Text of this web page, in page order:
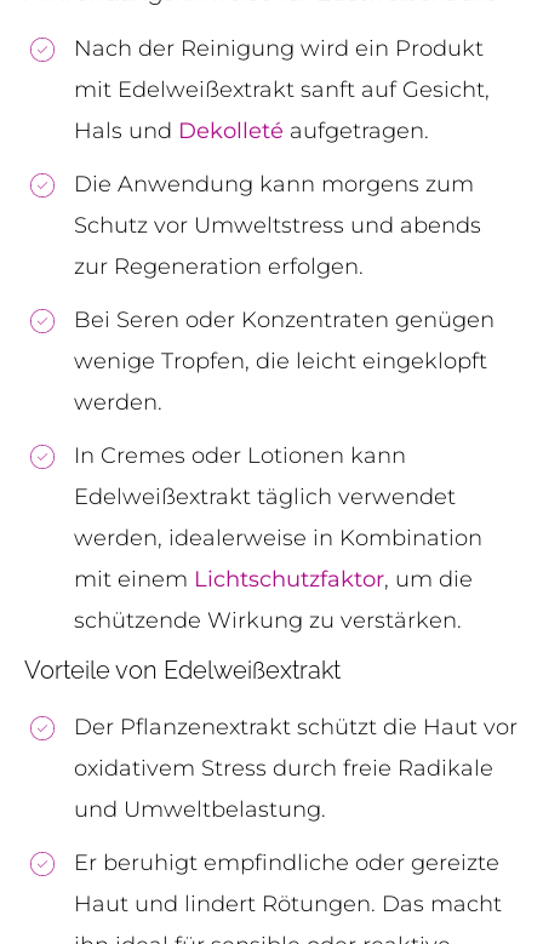
Nach der Reinigung wird ein Produkt
mit Edelweißextrakt sanft auf Gesicht,
Hals und Dekolleté aufgetragen.
Die Anwendung kann morgens zum
Schutz vor Umweltstress und abends
zur Regeneration erfolgen.
Bei Seren oder Konzentraten genügen
wenige Tropfen, die leicht eingeklopft
werden.
In Cremes oder Lotionen kann
Edelweißextrakt täglich verwendet
werden, idealerweise in Kombination
mit einem Lichtschutzfaktor, um die
schützende Wirkung zu verstärken.
Vorteile von Edelweißextrakt
Der Pflanzenextrakt schützt die Haut vor
oxidativem Stress durch freie Radikale
und Umweltbelastung.
Er beruhigt empfindliche oder gereizte
Haut und lindert Rötungen. Das macht